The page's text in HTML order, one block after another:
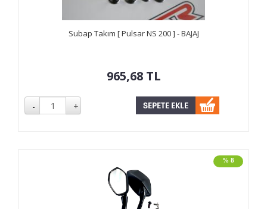
Subap Takım [ Pulsar NS 200 ] - BAJAJ
965,68 TL
% 8